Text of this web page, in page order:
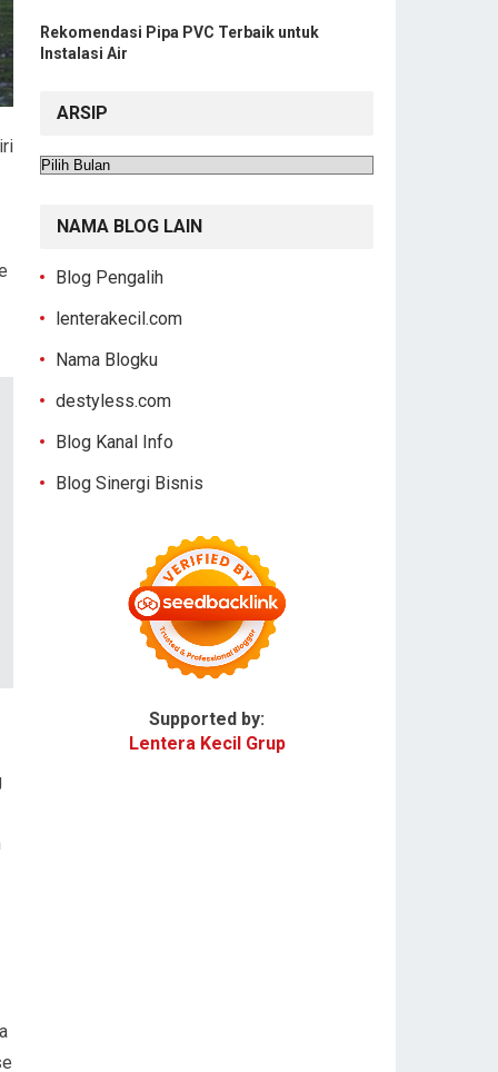
Rekomendasi Pipa PVC Terbaik untuk
Instalasi Air
ARSIP
Arsip
NAMA BLOG LAIN
Blog Pengalih
lenterakecil.com
Nama Blogku
destyless.com
Blog Kanal Info
Blog Sinergi Bisnis
Supported by:
Lentera Kecil Grup